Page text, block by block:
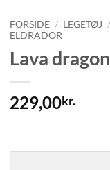
FORSIDE / LEGETØJ /
ELDRADOR
Lava
229,00kr.